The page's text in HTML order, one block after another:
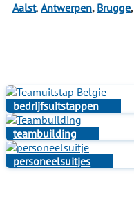
Aalst, Antwerpen, Brugge,
bedrijfsuitstappen
teambuilding
personeelsuitjes